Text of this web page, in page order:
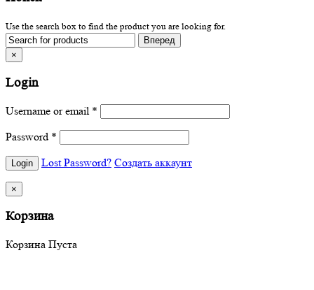
Use the search box to find the product you are looking for.
×
Login
Username or email *
Password *
Lost Password? Создать аккаунт
×
Корзина
Корзина Пуста